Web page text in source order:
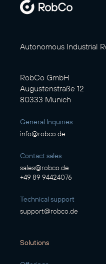
Autonomous Industrial
RobCo GmbH
Augustenstraße 12
80333 Munich
General Inquiries
info@robco.de
Contact sales
sales@robco.de
+49 89 94424076
Technical support
support@robco.de
Solutions